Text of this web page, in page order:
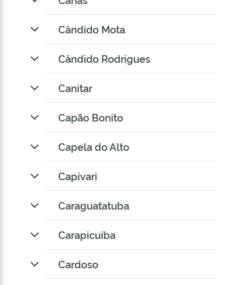
Cândido Mota
Cândido Rodrigues
Canitar
Capão Bonito
Capela do Alto
Capivari
Caraguatatuba
Carapicuíba
Cardoso